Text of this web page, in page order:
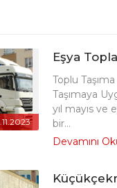
Eşya
Toplu Taşıma
Taşımaya
yıl mayıs ve
bir...
Devamını